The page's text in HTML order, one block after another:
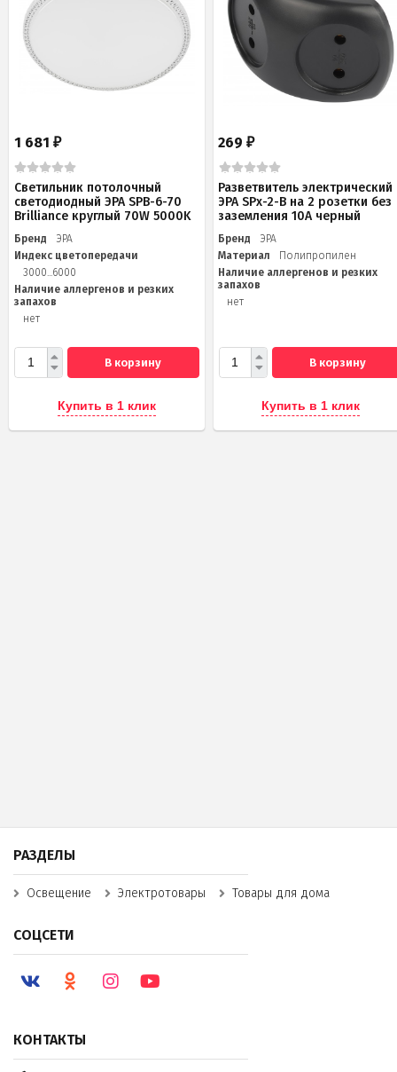
1 681 ₽
Светильник потолочный
светодиодный ЭРА SPB-6-70
Brilliance круглый 70W 5000K
Бренд
ЭРА
Индекс цветопередачи
3000...6000
Наличие аллергенов и резких
запахов
нет
В корзину
Купить в 1 клик
269₽
Разветвитель электрический
ЭРА SPx-2-B на 2 розетки без
заземления 10А черный
Бренд
ЭРА
Материал
Полипропилен
Наличие аллергенов и резких
запахов
нет
В корзину
Купить в 1 клик
КОНТАКТЫ
РАЗДЕЛЫ
Освещение Электротовары Товары для дома
СОЦСЕТИ